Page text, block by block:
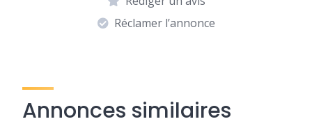
Réclamer l’annonce
Annonces similaires